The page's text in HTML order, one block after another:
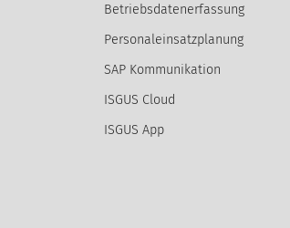
Betriebsdatenerfassung
Personaleinsatzplanung
SAP Kommunikation
ISGUS Cloud
ISGUS App